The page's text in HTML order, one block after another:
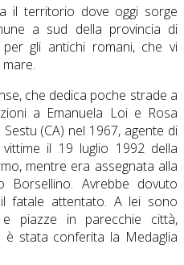
il territorio dove oggi sorge
a sud della provincia di
gli antichi romani, che vi
che dedica poche strade a
a Emanuela Loi e Rosa
(CA) nel 1967, agente di
il 19 luglio 1992 della
mentre era assegnata alla
Borsellino. Avrebbe dovuto
fatale attentato. A lei sono
piazze in parecchie città,
stata conferita la Medaglia